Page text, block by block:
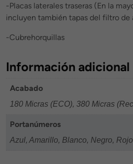
-Placas laterales traseras (En la
incluyen también tapas del filtro de
-Cubrehorquillas
Información adicional
Acabado
180 Micras (ECO), 380 Micras
Portanúmeros
Azul, Amarillo, Blanco, Negro,